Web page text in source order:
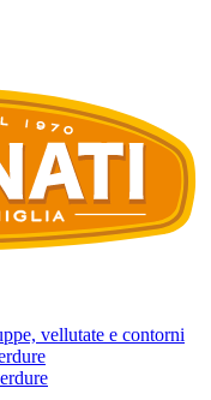
vellutate e contorni